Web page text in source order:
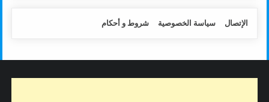
الإتصال سياسة الخصوصية شروط و أحكام